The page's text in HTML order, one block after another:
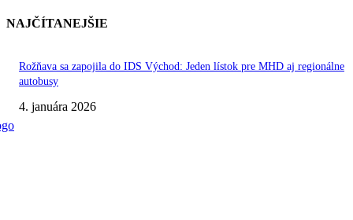
NAJČÍTANEJŠIE
Rožňava sa zapojila do IDS Východ: Jeden lístok pre MHD aj regionálne
autobusy
4. januára 2026